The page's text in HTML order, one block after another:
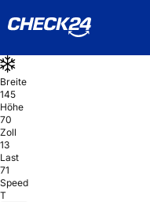
Breite
145
Höhe
70
Zoll
13
Last
71
Speed
T